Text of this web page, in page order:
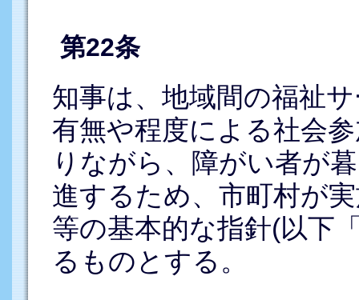
第22条
知事は、地域間の福祉
有無や程度による社会
りながら、障がい者が
進するため、市町村が
等の基本的な指針(以下
るものとする。